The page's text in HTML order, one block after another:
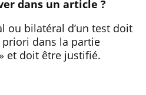
dans un article ?
ou bilatéral d’un test doit
dans la partie
et doit être justifié.